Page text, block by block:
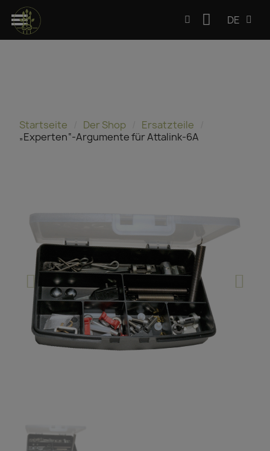
DE
Startseite Der Shop
Ersatzteile
„Experten“-Argumente für Attalink-6A